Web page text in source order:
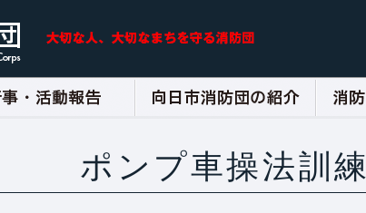
ポンプ車操法訓練